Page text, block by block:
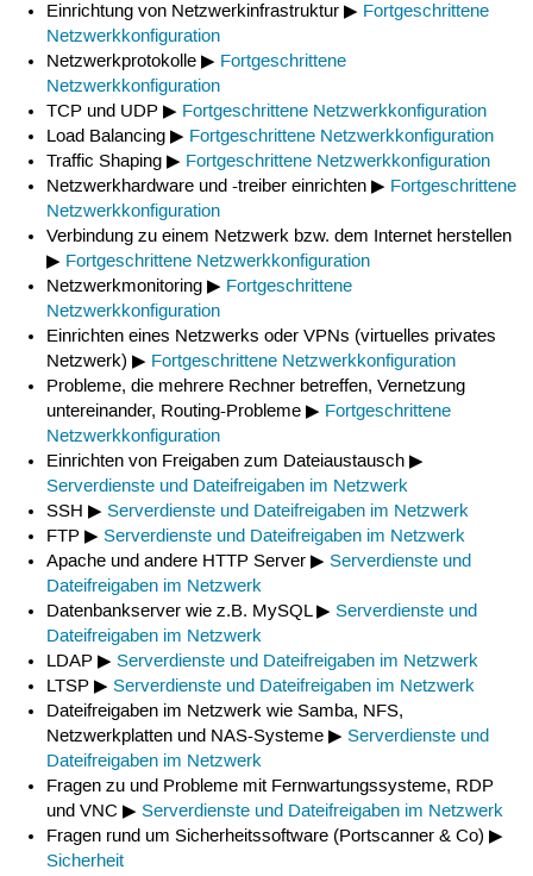
Einrichtung von Netzwerkinfrastruktur ▶ Fortgeschrittene
Netzwerkkonfiguration
Netzwerkprotokolle ▶ Fortgeschrittene
Netzwerkkonfiguration
TCP und UDP ▶ Fortgeschrittene Netzwerkkonfiguration
Load Balancing ▶ Fortgeschrittene Netzwerkkonfiguration
Traffic Shaping ▶ Fortgeschrittene Netzwerkkonfiguration
Netzwerkhardware und -treiber einrichten ▶ Fortgeschrittene
Netzwerkkonfiguration
Verbindung zu einem Netzwerk bzw. dem Internet herstellen
▶ Fortgeschrittene Netzwerkkonfiguration
Netzwerkmonitoring ▶ Fortgeschrittene
Netzwerkkonfiguration
Einrichten eines Netzwerks oder VPNs (virtuelles privates
Netzwerk) ▶ Fortgeschrittene Netzwerkkonfiguration
Probleme, die mehrere Rechner betreffen, Vernetzung
untereinander, Routing-Probleme ▶ Fortgeschrittene
Netzwerkkonfiguration
Einrichten von Freigaben zum Dateiaustausch ▶
Serverdienste und Dateifreigaben im Netzwerk
SSH ▶Serverdienste und Dateifreigaben im Netzwerk
FTP ▶Serverdienste und Dateifreigaben im Netzwerk
Apache und andere HTTP Server ▶Serverdienste und
Dateifreigaben im Netzwerk
Datenbankserver wie z.B. MySQL ▶Serverdienste und
Dateifreigaben im Netzwerk
LDAP ▶Serverdienste und Dateifreigaben im Netzwerk
LTSP ▶Serverdienste und Dateifreigaben im Netzwerk
Dateifreigaben im Netzwerk wie Samba, NFS,
Netzwerkplatten und NAS-Systeme ▶Serverdienste und
Dateifreigaben im Netzwerk
Fragen zu und Probleme mit Fernwartungssysteme, RDP
und VNC ▶Serverdienste und Dateifreigaben im Netzwerk
Fragen rund um Sicherheitssoftware (Portscanner & Co) ▶
Sicherheit